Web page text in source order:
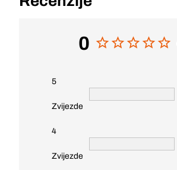
0
5
Zvijezde
4
Zvijezde